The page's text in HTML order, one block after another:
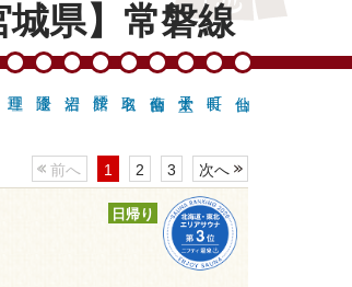
城県】常磐線
前へ 1 2 3 次へ
日帰り